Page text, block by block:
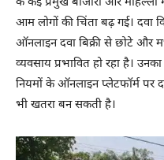
आम लोगों की चिंता बढ़ गई। दवा
ऑनलाइन दवा बिक्री से छोटे और
व्यवसाय प्रभावित हो रहा है।
नियमों के ऑनलाइन प्लेटफॉर्म पर
भी खतरा बन सकती है।